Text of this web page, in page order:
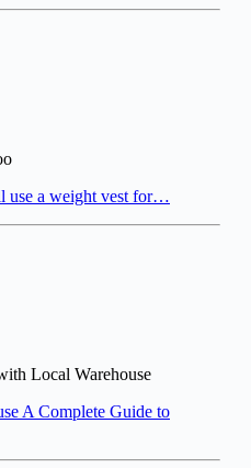
use a weight vest for…
Local Warehouse
A Complete Guide to